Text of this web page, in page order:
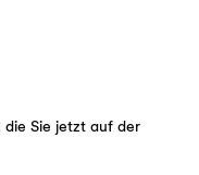
die Sie jetzt auf der